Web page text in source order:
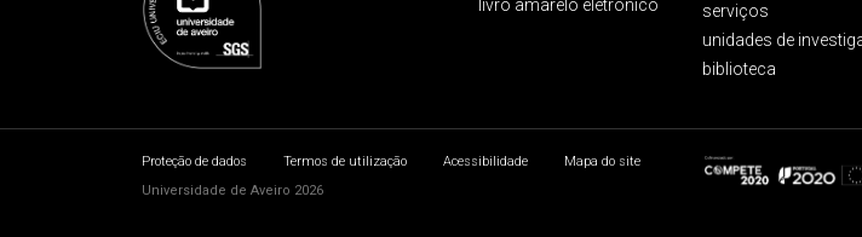
livro amarelo eletrónico
serviços
unidades de
biblioteca
Proteção de dados Termos de utilização Acessibilidade
Mapa do site
Universidade de Aveiro 2026